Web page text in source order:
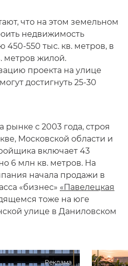
что на этом земельном
недвижимость
550 тыс. кв. метров, в
метров жилой.
проекта на улице
достигнуть 25-30
рынке с 2003 года, строя
Московской области и
включает 43
6 млн кв. метров. На
начала продажи в
«бизнес» «Павелецкая
тоже на юге
улице в Даниловском
Реклама